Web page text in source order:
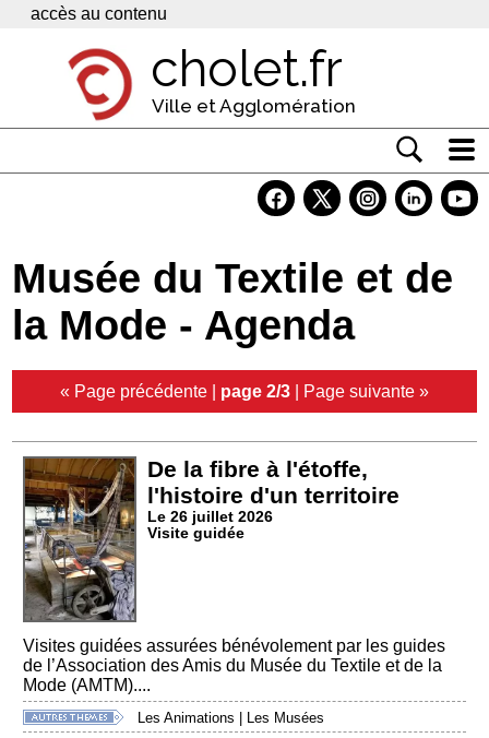
Panneau de gestion des cookies
accès au contenu
cholet.fr
Ville et Agglomération
Economie
Services
Contacts
Musée du Textile et de
la Mode - Agenda
« Page précédente | page 2/3 | Page suivante »
De la fibre à l'étoffe,
l'histoire d'un territoire
Le 26 juillet 2026
Visite guidée
Visites guidées assurées bénévolement par les guides
de l’Association des Amis du Musée du Textile et de la
Mode (AMTM)....
Les Animations | Les Musées